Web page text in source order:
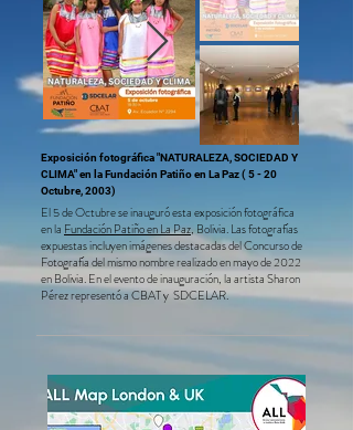
Exposición fotográfica "NATURALEZA, SOCIEDAD Y
CLIMA" en la Fundación Patiño en La Paz( 5 - 20
Octubre, 2003)
El 5 de Octubre se inauguró esta exposición fotográfica
en la Fundación Patiño en La Paz, Bolivia.Las fotografías
expuestas incluyen imágenes destacadas del Concurso de
Fotografía del mismo nombre realizado en mayo de 2022
en Bolivia. En el evento de inauguración, la artista Sharon
Pérez representó a CBAT y SDCELAR.